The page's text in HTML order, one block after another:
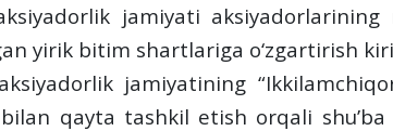
jamiyati
yirik bitim shartlariga o‘zgartirish
jamiyatining
qayta tashkil etish orqali shuʼba